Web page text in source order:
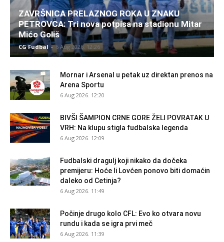
ZAVRŠNICA PRELAZNOG ROKA U ZNAKU
PETROVCA: Tri nova potpisa na stadionu Mitar
Mićo Goliš
CG Fudbal - 6 Aug 2026. 12:26
Mornar i Arsenal u petak uz direktan prenos na
Arena Sportu
6 Aug 2026. 12:20
BIVŠI ŠAMPION CRNE GORE ŽELI POVRATAK U
VRH: Na klupu stigla fudbalska legenda
6 Aug 2026. 12:09
Fudbalski dragulj koji nikako da dočeka
premijeru: Hoće li Lovćen ponovo biti domaćin
daleko od Cetinja?
6 Aug 2026. 11:49
Počinje drugo kolo CFL: Evo ko otvara novu
rundu i kada se igra prvi meč
6 Aug 2026. 11:39